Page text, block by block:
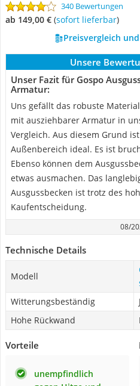
340 Bewertungen
ab 149,00 € ( Sofort lieferbar)
Preisvergleich
Unsere
Unser Fazit für Gospo
Armatur:
Uns gefällt das robuste
mit ausziehbarer Armatur in
Vergleich. Aus diesem Grund
Außenbereich ideal. Es ist
Ebenso können dem
etwas ausmachen. Das
Ausgussbecken ist trotz des
Kaufentscheidung.
08/
Technische Details
Modell
Witterungsbeständig
Hohe Rückwand
Vorteile
unempfindlich